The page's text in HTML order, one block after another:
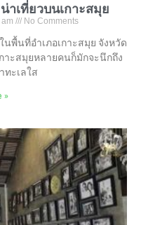
าเที่ยวบนเกาะสมุย
No Comments
พื้นที่อำเภอเกาะสมุย จังหวัด
าะสมุยหลายคนก็มักจะนึกถึง
ทะเลใส
»